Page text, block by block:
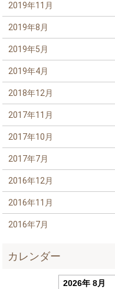
2019年11月
2019年8月
2019年5月
2019年4月
2018年12月
2017年11月
2017年10月
2017年7月
2016年12月
2016年11月
2016年7月
カレンダー
2026年 8月